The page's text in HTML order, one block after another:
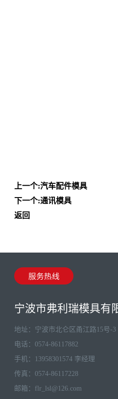
上一个:汽车配件模具
下一个:通讯模具
返回
宁波市弗利瑞模具有
地址：宁波市北仑区甬江路15号-3
电话：0574-86117882
手机：13958301574 李经理
传真：0574-86117228
邮箱： flr_lsl@126.com